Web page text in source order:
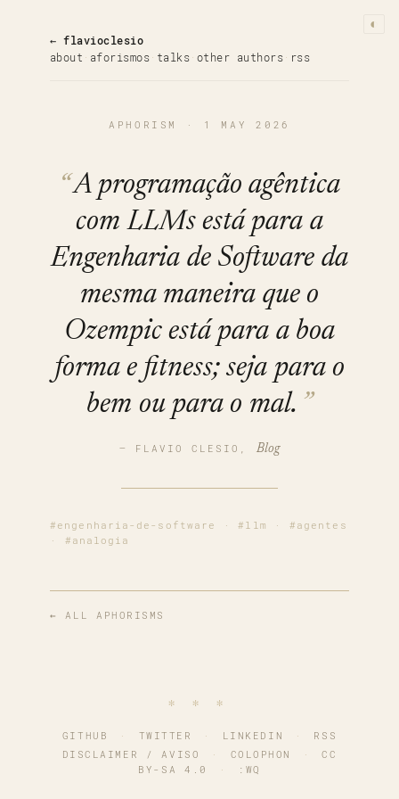
◐
← flavioclesio
about · aforismos· talks· other authors· rss
APHORISM · 1 MAY 2026
A programação agêntica
com LLMs está para a
Engenharia de Software da
mesma maneira que o
Ozempic está para a boa
forma e fitness; seja para o
bem ou para o mal.
— FLAVIO CLESIO, Blog
#engenharia-de-software ·#llm · #agentes
· #analogia
← ALL APHORISMS
∗ ∗ ∗
GITHUB · TWITTER · LINKEDIN ·
RSS
DISCLAIMER / AVISO
· COLOPHON ·
CC
BY-SA 4.0
· :WQ